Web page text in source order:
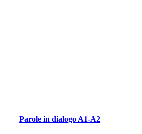
Parole in dialogo A1-A2